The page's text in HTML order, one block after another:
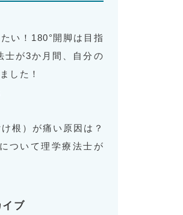
い！180°開脚は目指
士が3か月間、自分の
した！
根）が痛い原因は？
ついて理学療法士が
イブ